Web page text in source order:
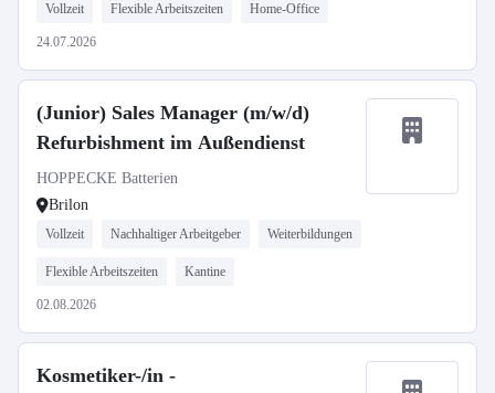
Vollzeit Flexible Arbeitszeiten Home-Office
24.07.2026
(Junior) Sales Manager (m/w/d)
Refurbishment im Außendienst
HOPPECKE Batterien
Brilon
Vollzeit Nachhaltiger Arbeitgeber Weiterbildungen
Flexible Arbeitszeiten Kantine
02.08.2026
Kosmetiker-/in -